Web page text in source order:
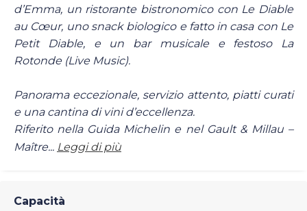
d’Emma, un ristorante bistronomico con Le Diable
au Cœur, uno snack biologico e fatto in casa con Le
Petit Diable, e un bar musicale e festoso La
Rotonde (Live Music).
Panorama eccezionale, servizio attento, piatti curati
e una cantina di vini d’eccellenza.
Riferito nella Guida Michelin e nel Gault & Millau –
Maître... Leggi di più
Capacità